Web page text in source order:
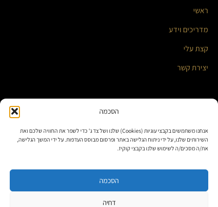
הסכמה
אנחנו משתמשים בקבצי עוגיות (Cookies) שלנו ושל צד ג' כדי לשפר את החוויה שלכם ואת
השירותים שלנו, על ידי ניתוח הגלישה באתר ופרסום מבוסס העדפות. על ידי המשך הגלישה,
את/ה מסכים/ה לשימוש שלנו בקבצי קוקיז.
הסכמה
דחיה
ראשי
מדריכים וידע
קצת עלי
יצירת קשר
אוטומציה עסקית ואינטגרציות חכמות
בניית אתרים ומערכות תוכן
פתרונות לאתרי וורדפרס